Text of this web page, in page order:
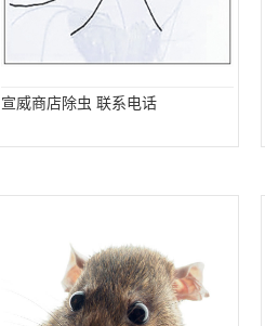
宣威商店除虫 联系电话